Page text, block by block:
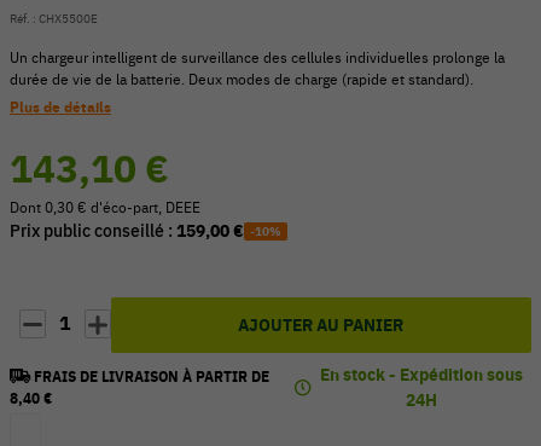
Réf. : CHX5500E
Un chargeur intelligent de surveillance des cellules individuelles prolonge la
durée de vie de la batterie. Deux modes de charge (rapide et standard).
Plus de détails
143,10 €
Dont 0,30 € d'éco-part, DEEE
Prix public conseillé : 159,00 € -10%
1 AJOUTER AU PANIER
FRAIS DE LIVRAISON À PARTIR DE
8,40 €
En stock - Expédition sous
24H